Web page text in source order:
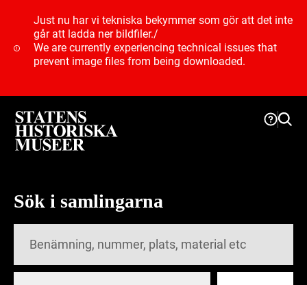
Just nu har vi tekniska bekymmer som gör att det inte
går att ladda ner bildfiler./
We are currently experiencing technical issues that
prevent image files from being downloaded.
Sök i samlingarna